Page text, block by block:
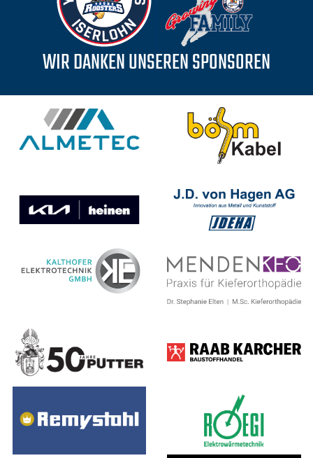
WIR DANKEN UNSEREN SPONSOREN